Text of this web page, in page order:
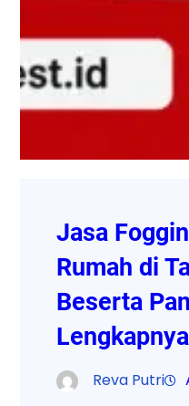
Jasa
Rumah di
Beserta
Lengkapnya
Reva Putri